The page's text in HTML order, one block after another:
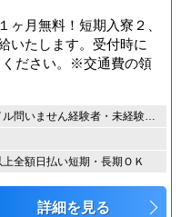
ヶ月無料！短期入寮２、
いたします。受付時に
ください。※交通費の領
20代～70代顔・年令・スタイル問いません経験者・未経験者共に大歓迎運転免許証、保険証、マイナンバーカード等の身分証が必要です。
全額日払い短期・長期ＯＫ
詳細を見る